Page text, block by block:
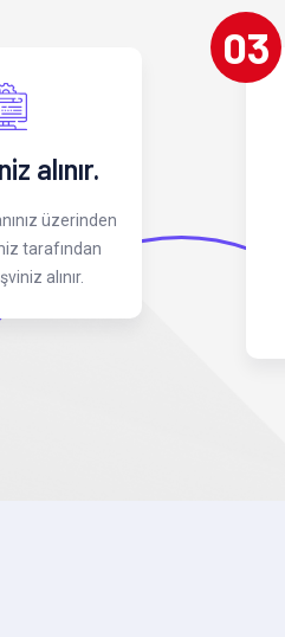
alınır.
üzerinden
tarafından
alınır.
03